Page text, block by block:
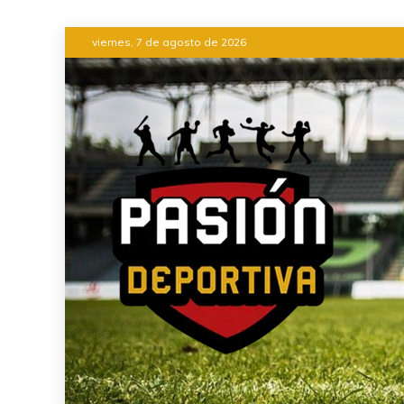
Saltar
al
contenido
viernes, 7 de agosto de 2026
INFORMACIÓN DEL